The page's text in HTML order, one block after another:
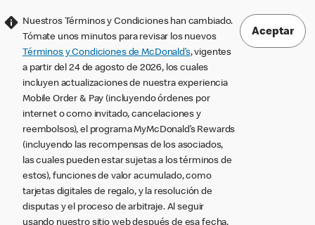
Nuestros Términos y Condiciones han cambiado.
Tómate unos minutos para revisar los nuevos
Términos y Condiciones de McDonald’s, vigentes
a partir del 24 de agosto de 2026, los cuales
incluyen actualizaciones de nuestra experiencia
Mobile Order & Pay (incluyendo órdenes por
internet o como invitado, cancelaciones y
reembolsos), el programa MyMcDonald’s Rewards
(incluyendo las recompensas de los asociados,
las cuales pueden estar sujetas a los términos de
estos), funciones de valor acumulado, como
tarjetas digitales de regalo, y la resolución de
disputas y el proceso de arbitraje. Al seguir
usando nuestro sitio web después de esa fecha,
Aceptar